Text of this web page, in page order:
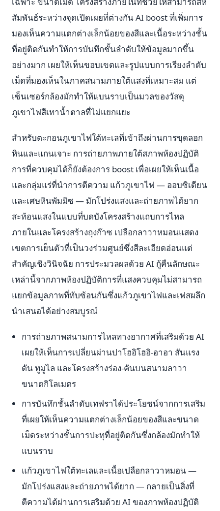
สัมพันธ์ระหว่างจุดเปิดเผยที่ต่างกัน AI boost ที่เพิ่มการ
มองเห็นความแตกต่างเล็กน้อยของสีและเนื้อระหว่างชั้น
ที่อยู่ติดกันทำให้การบันทึกชั้นลำดับให้ข้อมูลมากขึ้น
อย่างมาก เผยให้เห็นขอบเขตและรูปแบบการเรียงลำดับ
เม็ดที่มองเห็นในภาคสนามภายใต้แสงที่เหมาะสม แต่
เซ็นเซอร์กล้องมักทำให้แบนราบเป็นมวลของวัสดุ
ภูเขาไฟสีเทาน้ำตาลที่ไม่แยกแยะ
สำหรับตะกอนภูเขาไฟใต้ทะเลที่เข้าถึงผ่านการขุดลอก
หินและแกนเจาะ การถ่ายภาพภายใต้สภาพห้องปฏิบัติ
การที่ควบคุมได้ก็ยังต้องการ boost เพื่อเผยให้เห็นเนื้อ
และกลุ่มแร่ที่นำการตีความ แก้วภูเขาไฟ — ออบซิเดียน
และเศษหินพัมมิซ — มักโปร่งแสงและถ่ายภาพได้ยาก
สะท้อนแสงในแบบที่บดบังโครงสร้างแถบการไหล
ภายในและโครงสร้างถุงก๊าซ เปลือกลาวาหมอนแสดง
เขตการเย็นตัวที่เป็นวงร่วมศูนย์ซึ่งสีละเอียดอ่อนแต่
สำคัญเชิงวินิจฉัย การประมวลผลด้วย AI กู้คืนลักษณะ
เหล่านี้จากภาพห้องปฏิบัติการที่แสงควบคุมไม่สามารถ
แยกข้อมูลภาพที่ทับซ้อนกันซึ่งแก้วภูเขาไฟและเฟสผลึก
นำเสนอได้อย่างสมบูรณ์
การถ่ายภาพสนามการไหลทางอากาศที่เสริมด้วย AI
เผยให้เห็นการเปลี่ยนผ่านปาโฮอิโฮอิ-อาอา สันแรง
ดัน ทูมูไล และโครงสร้างร่อง-คันบนสนามลาวา
ขนาดกิโลเมตร
การบันทึกชั้นลำดับเทฟราได้ประโยชน์จากการเสริม
ที่เผยให้เห็นความแตกต่างเล็กน้อยของสีและขนาด
เม็ดระหว่างชั้นการปะทุที่อยู่ติดกันซึ่งกล้องมักทำให้
แบนราบ
แก้วภูเขาไฟใต้ทะเลและเนื้อเปลือกลาวาหมอน —
มักโปร่งแสงและถ่ายภาพได้ยาก — กลายเป็นสิ่งที่
ตีความได้ผ่านการเสริมด้วย AI ของภาพห้องปฏิบัติ